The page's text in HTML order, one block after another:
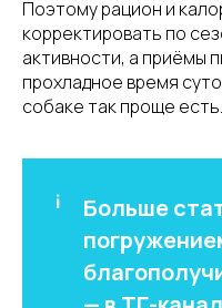
Поэтому рацион и
корректировать по
активности, а приёмы
прохладное время
собаке так проще есть.
Больше